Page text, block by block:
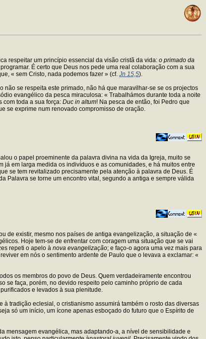
respeitar um princípio essencial da visão cristã da vida: o primado da
É certo que Deus nos pede uma real colaboração com a sua
« sem Cristo, nada podemos fazer » (cf. Jn 15,5).
se respeita este primado, não há que maravilhar-se se os projectos
evangélico da pesca miraculosa: « Trabalhámos durante toda a noite
com toda a sua força: Duc in altum! Na pesca de então, foi Pedro que
se exprime num renovado compromisso de oração.
o papel proeminente da palavra divina na vida da Igreja, muito se
em larga medida os indivíduos e as comunidades, e há muitos entre
se tem revitalizado precisamente pela atenção à palavra de Deus. É
Palavra se torne um encontro vital, segundo a antiga e sempre válida
de existir, mesmo nos países de antiga evangelização, a situação de «
Hoje tem-se de enfrentar com coragem uma situação que se vai
repeti o apelo à nova evangelização; e faço-o agora uma vez mais para
em nós o sentimento ardente de Paulo que o levava a exclamar: «
os membros do povo de Deus. Quem verdadeiramente encontrou
se faça, porém, no devido respeito pelo caminho próprio de cada
e levados à sua plenitude.
à tradição eclesial, o cristianismo assumirá também o rosto das diversas
só um início, um ícone apenas esboçado do futuro que o Espírito de
mensagem evangélica, mas adaptando-a, a nível de sensibilidade e